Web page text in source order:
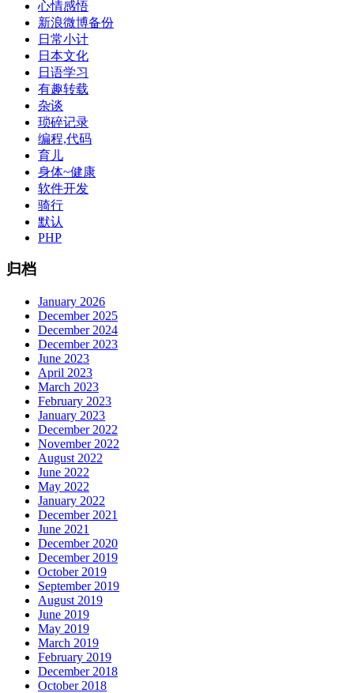
心情感悟
新浪微博备份
日常小计
日本文化
日语学习
有趣转载
杂谈
琐碎记录
编程,代码
育儿
身体~健康
软件开发
骑行
默认
PHP
归档
January 2026
December 2025
December 2024
December 2023
June 2023
April 2023
March 2023
February 2023
January 2023
December 2022
November 2022
August 2022
June 2022
May 2022
January 2022
December 2021
June 2021
December 2020
December 2019
October 2019
September 2019
August 2019
June 2019
May 2019
March 2019
February 2019
December 2018
October 2018